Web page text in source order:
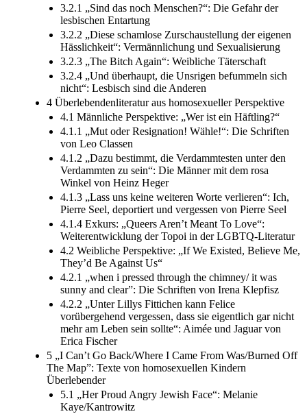
3.2.1 „Sind das noch Menschen?“: Die Gefahr der
lesbischen Entartung
3.2.2 „Diese schamlose Zurschaustellung der eigenen
Hässlichkeit“: Vermännlichung und Sexualisierung
3.2.3 „The Bitch Again“: Weibliche Täterschaft
3.2.4 „Und überhaupt, die Unsrigen befummeln sich
nicht“: Lesbisch sind die Anderen
4 Überlebendenliteratur aus homosexueller Perspektive
4.1 Männliche Perspektive: „Wer ist ein Häftling?“
4.1.1 „Mut oder Resignation! Wähle!“: Die Schriften
von Leo Classen
4.1.2 „Dazu bestimmt, die Verdammtesten unter den
Verdammten zu sein“: Die Männer mit dem rosa
Winkel von Heinz Heger
4.1.3 „Lass uns keine weiteren Worte verlieren“: Ich,
Pierre Seel, deportiert und vergessen von Pierre Seel
4.1.4 Exkurs: „Queers Aren’t Meant To Love“:
Weiterentwicklung der Topoi in der LGBTQ-Literatur
4.2 Weibliche Perspektive: „If We Existed, Believe Me,
They’d Be Against Us“
4.2.1 „when i pressed through the chimney/ it was
sunny and clear”: Die Schriften von Irena Klepfisz
4.2.2 „Unter Lillys Fittichen kann Felice
vorübergehend vergessen, dass sie eigentlich gar nicht
mehr am Leben sein sollte“: Aimée und Jaguar von
Erica Fischer
5 „I Can’t Go Back/Where I Came From Was/Burned Off
The Map”: Texte von homosexuellen Kindern
Überlebender
5.1 „Her Proud Angry Jewish Face“: Melanie
Kaye/Kantrowitz